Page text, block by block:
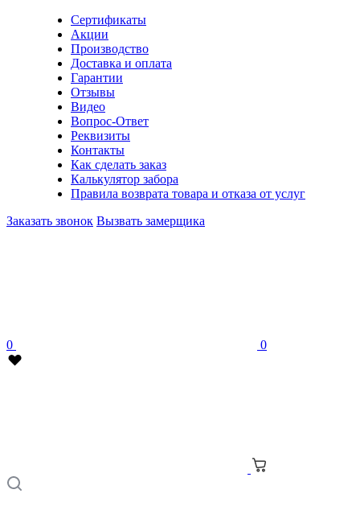
Сертификаты
Акции
Производство
Доставка и оплата
Гарантии
Отзывы
Видео
Вопрос-Ответ
Реквизиты
Контакты
Как сделать заказ
Калькулятор забора
Правила возврата товара и отказа от услуг
Заказать звонок Вызвать замерщика
0 0